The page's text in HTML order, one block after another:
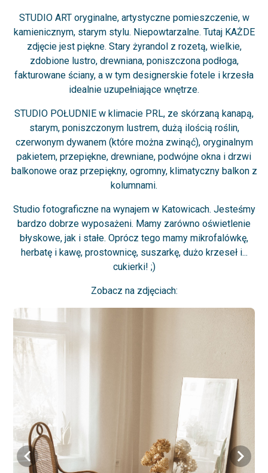
STUDIO ART oryginalne, artystyczne pomieszczenie, w
kamienicznym, starym stylu. Niepowtarzalne. Tutaj KAŻDE
zdjęcie jest piękne. Stary żyrandol z rozetą, wielkie,
zdobione lustro, drewniana, poniszczona podłoga,
fakturowane ściany, a w tym designerskie fotele i krzesła
idealnie uzupełniające wnętrze.
STUDIO POŁUDNIE w klimacie PRL, ze skórzaną kanapą,
starym, poniszczonym lustrem, dużą ilością roślin,
czerwonym dywanem (które można zwinąć), oryginalnym
pakietem, przepiękne, drewniane, podwójne okna i drzwi
balkonowe oraz przepiękny, ogromny, klimatyczny balkon z
kolumnami.
Studio fotograficzne na wynajem w Katowicach. Jesteśmy
bardzo dobrze wyposażeni. Mamy zarówno oświetlenie
błyskowe, jak i stałe. Oprócz tego mamy mikrofalówkę,
herbatę i kawę, prostownicę, suszarkę, dużo krzeseł i...
cukierki! ;)
Zobacz na zdjęciach: